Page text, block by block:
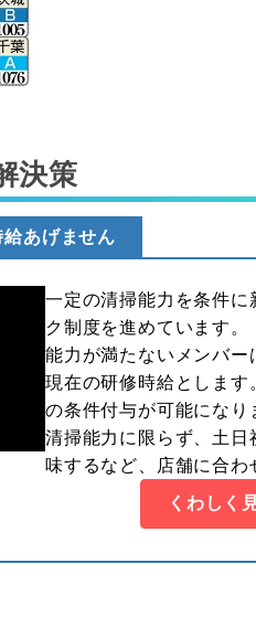
決策
あげません
一定の清掃能力を条件に
ク制度を進めています。
能力が満たないメンバー
現在の研修時給とします
の条件付与が可能になり
清掃能力に限らず、土日
味するなど、店舗に合わ
くわしく